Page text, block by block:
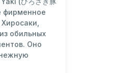
фирменное
обильных
Оно